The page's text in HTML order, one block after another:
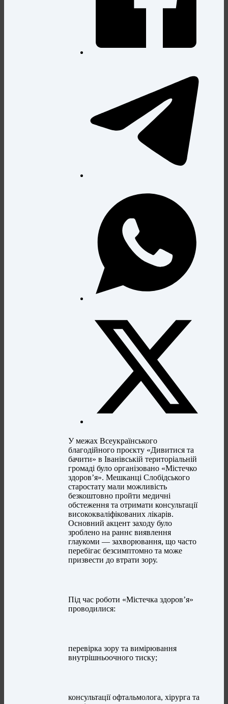
У межах Всеукраїнського
благодійного проєкту «Дивитися та
бачити» в Іванівській територіальній
громаді було організовано «Містечко
здоров’я». Мешканці Слобідського
старостату мали можливість
безкоштовно пройти медичні
обстеження та отримати консультації
висококваліфікованих лікарів.
Основний акцент заходу було
зроблено на раннє виявлення
глаукоми — захворювання, що часто
перебігає безсимптомно та може
призвести до втрати зору.
Під час роботи «Містечка здоров’я»
проводилися:
перевірка зору та вимірювання
внутрішньоочного тиску;
консультації офтальмолога, хірурга та